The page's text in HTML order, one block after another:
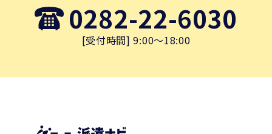
0282-22-6030
[受付時間] 9:00～18:00